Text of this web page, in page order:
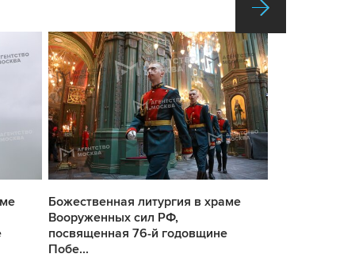
Божественная литургия в храме
Вооруженных сил РФ,
посвященная 76-й годовщине
Побе...